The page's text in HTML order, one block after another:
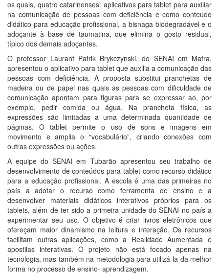
os quais, quatro catarinenses: aplicativos para tablet para auxiliar
na comunicação de pessoas com deficiência e como conteúdo
didático para educação profissional, a bisnaga biodegradável e o
adoçante à base de taumatina, que elimina o gosto residual,
típico dos demais adoçantes.
O professor Laurant Patrik Brykczynski, do SENAI em Mafra,
apresentou o aplicativo para tablet que auxilia a comunicação das
pessoas com deficiência. A proposta substitui pranchetas de
madeira ou de papel nas quais as pessoas com dificuldade de
comunicação apontam para figuras para se expressar ao, por
exemplo, pedir comida ou água. Na prancheta física, as
expressões são limitadas a uma determinada quantidade de
páginas. O tablet permite o uso de sons e imagens em
movimento e amplia o “vocabulário”, criando conexões com
outras expressões ou ações.
A equipe do SENAI em Tubarão apresentou seu trabalho de
desenvolvimento de conteúdos para tablet como recurso didático
para a educação profissional. A escola é uma das primeiras no
país a adotar o recurso como ferramenta de ensino e a
desenvolver materiais didáticos interativos próprios para os
tablets, além de ter sido a primeira unidade do SENAI no país a
experimentar seu uso. O objetivo é criar livros eletrônicos que
ofereçam maior dinamismo na leitura e interação. Os recursos
facilitam outras aplicações, como a Realidade Aumentada e
apostilas interativas. O projeto não está focado apenas na
tecnologia, mas também na metodologia para utilizá-la da melhor
forma no processo de ensino- aprendizagem.